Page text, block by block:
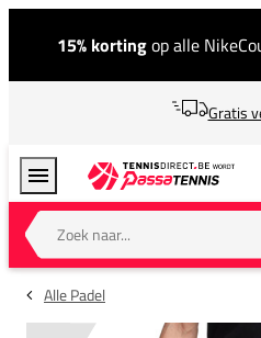
15% kortingop alle
Gratis
Zoek naar...
Alle Padel